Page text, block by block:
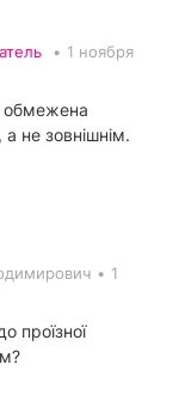
• 1 ноября
обмежена
не зовнішнім.
• 1
проїзної